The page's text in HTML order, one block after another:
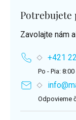
Potrebujete
Zavolajte nám
+421
Po - Pia:
Odpovieme